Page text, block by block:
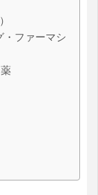
・ファーマシ